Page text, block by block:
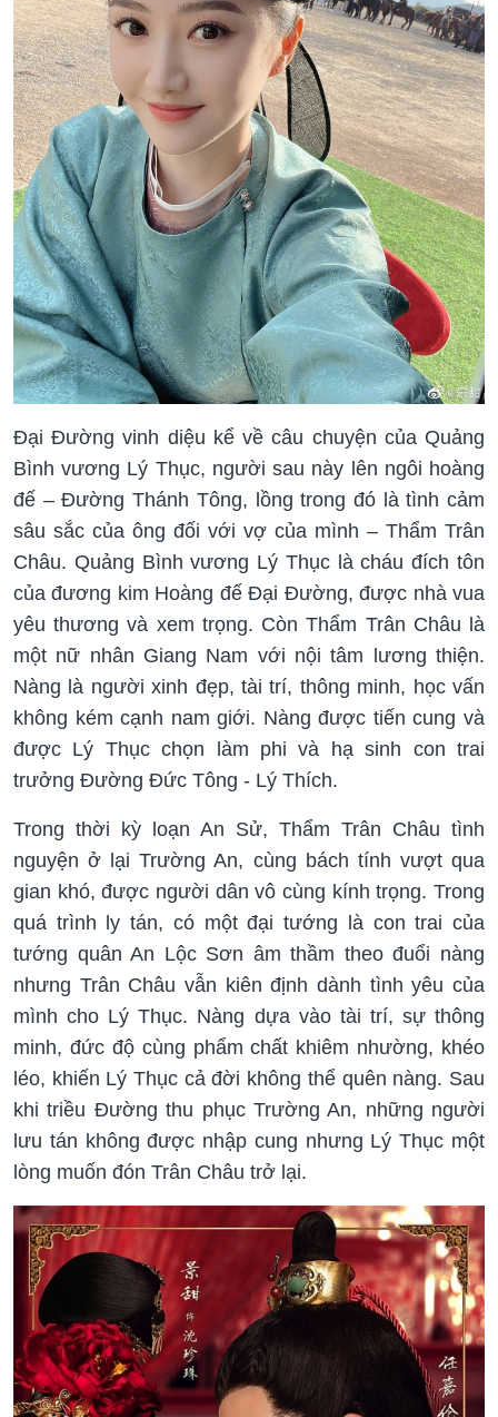
Đại Đường vinh diệu kể về câu chuyện của Quảng
Bình vương Lý Thục, người sau này lên ngôi hoàng
đế – Đường Thánh Tông, lồng trong đó là tình cảm
sâu sắc của ông đối với vợ của mình – Thẩm Trân
Châu. Quảng Bình vương Lý Thục là cháu đích tôn
của đương kim Hoàng đế Đại Đường, được nhà vua
yêu thương và xem trọng. Còn Thẩm Trân Châu là
một nữ nhân Giang Nam với nội tâm lương thiện.
Nàng là người xinh đẹp, tài trí, thông minh, học vấn
không kém cạnh nam giới. Nàng được tiến cung và
được Lý Thục chọn làm phi và hạ sinh con trai
trưởng Đường Đức Tông - Lý Thích.
Trong thời kỳ loạn An Sử, Thẩm Trân Châu tình
nguyện ở lại Trường An, cùng bách tính vượt qua
gian khó, được người dân vô cùng kính trọng. Trong
quá trình ly tán, có một đại tướng là con trai của
tướng quân An Lộc Sơn âm thầm theo đuổi nàng
nhưng Trân Châu vẫn kiên định dành tình yêu của
mình cho Lý Thục. Nàng dựa vào tài trí, sự thông
minh, đức độ cùng phẩm chất khiêm nhường, khéo
léo, khiến Lý Thục cả đời không thể quên nàng. Sau
khi triều Đường thu phục Trường An, những người
lưu tán không được nhập cung nhưng Lý Thục một
lòng muốn đón Trân Châu trở lại.